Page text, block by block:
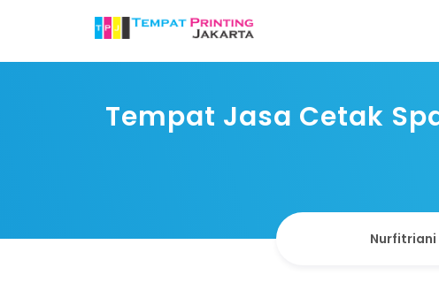
Tempat Jasa Cetak
Nurfitriani